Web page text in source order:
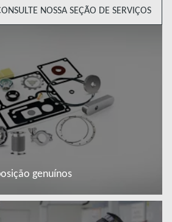
NOSSA SEÇÃO DE SERVIÇOS
genuínos